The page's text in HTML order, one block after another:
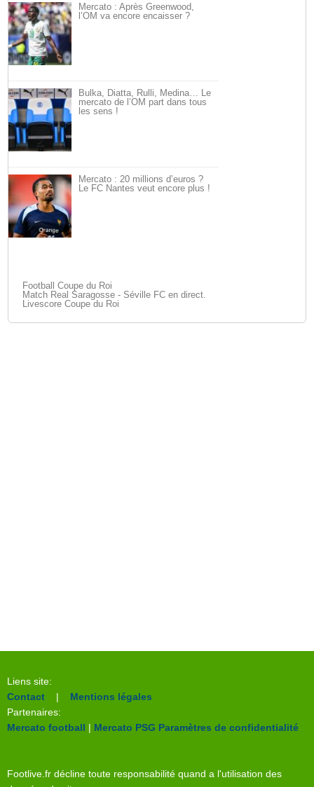
Mercato : Après Greenwood,
l’OM va encore encaisser ?
Bulka, Diatta, Rulli, Medina… Le
mercato de l’OM part dans tous
les sens !
Mercato : 20 millions d’euros ?
Le FC Nantes veut encore plus !
Football Coupe du Roi
Match Real Saragosse - Séville FC en direct.
Livescore Coupe du Roi
Liens site:
Contact | Mentions légales
Partenaires:
Mercato football | Mercato PSG Paramètres de confidentialité
Footlive.fr décline toute responsabilité quand a l'utilisation des